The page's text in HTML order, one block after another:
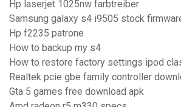
Hp laserjet 1025nw farbtreiber
Samsung galaxy s4 i9505 stock
Hp f2235 patrone
How to backup my s4
How to restore factory settings ipod
Realtek pcie gbe family controller
Gta 5 games free download apk